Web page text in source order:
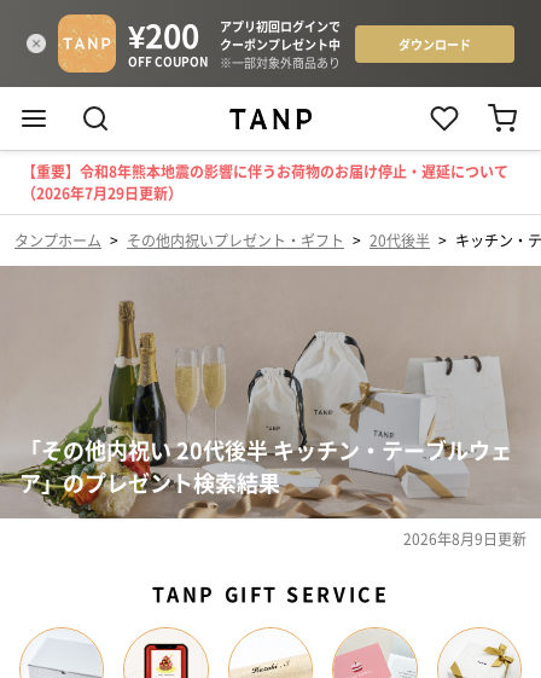
【重要】令和8年熊本地震の影響に伴うお荷物のお届け停止・遅延について
（2026年7月29日更新）
タンプホーム > その他内祝いプレゼント・ギフト > 20代後半 > キッチン・
「その他内祝い 20代後半 キッチン・テーブルウェ
ア」のプレゼント検索結果
2026年8月9日更新
TANP GIFT SERVICE